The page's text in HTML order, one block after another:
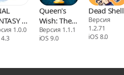
IV
1.0.0
Queen's
Wish: The
Conqueror
Версия 1.1.1
iOS 9.0
Dead Shell
Версия
1.2.71
iOS 8.0